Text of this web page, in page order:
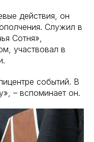
действия, он
Служил в
Сотня»,
участвовал в
событий. В
– вспоминает он.